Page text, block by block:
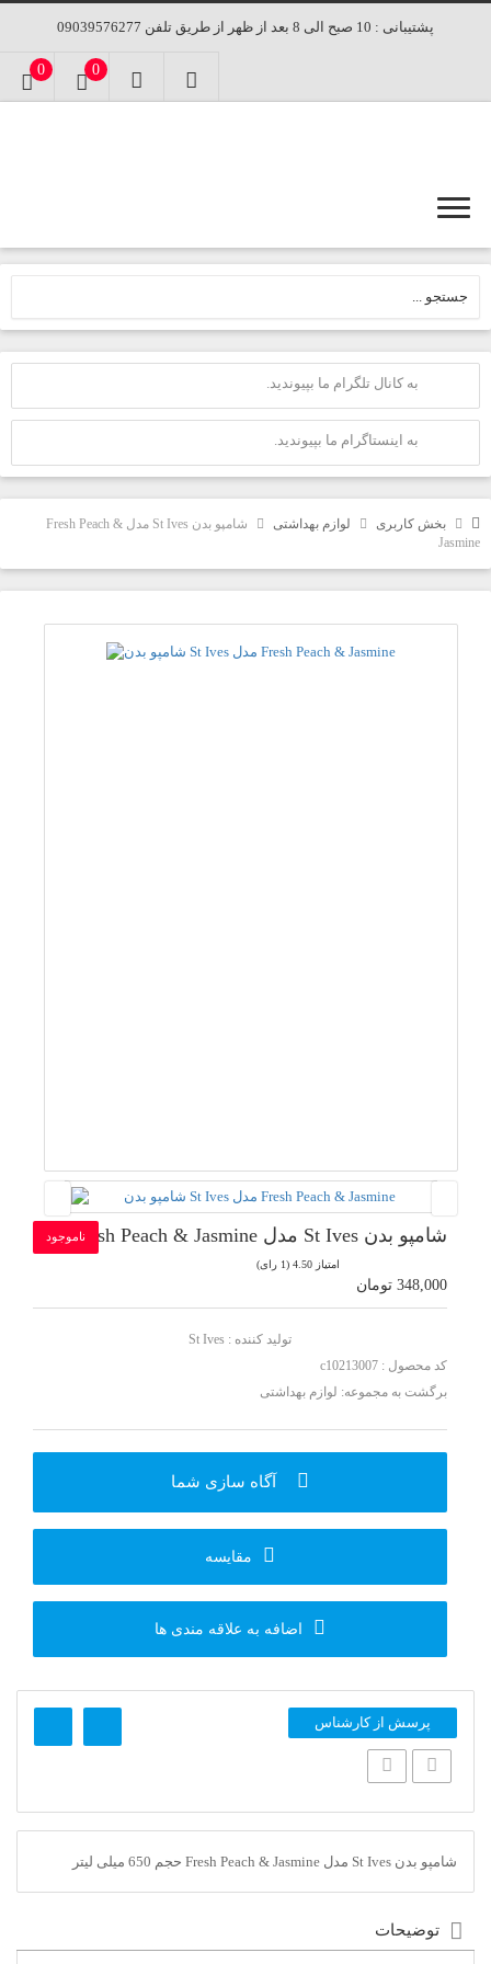
پشتیبانی : 10 صبح الی 8 بعد از ظهر از طریق تلفن 09039576277
0 0
به کانال تلگرام ما بپیوندید.
به اینستاگرام ما بپیوندید.
بخش کاربری لوازم بهداشتی
شامپو بدن St Ives مدل Fresh Peach &
Jasmine
شامپو بدن St Ives مدل Fresh Peach & Jasmine ناموجود
امتیاز 4.50 (1 رای)
348,000 تومان
تولید کننده : St Ives
کد محصول : c10213007
برگشت به مجموعه: لوازم بهداشتی
آگاه سازی شما
مقایسه
اضافه به علاقه مندی ها
پرسش از کارشناس
شامپو بدن St Ives مدل Fresh Peach & Jasmine حجم 650 میلی لیتر
توضیحات